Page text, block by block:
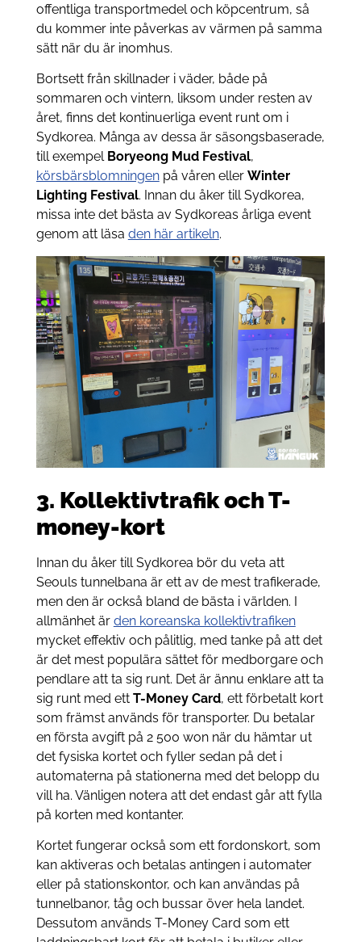
offentliga transportmedel och köpcentrum, så
du kommer inte påverkas av värmen på samma
sätt när du är inomhus.
Bortsett från skillnader i väder, både på
sommaren och vintern, liksom under resten av
året, finns det kontinuerliga event runt om i
Sydkorea. Många av dessa är säsongsbaserade,
till exempel Boryeong Mud Festival,
körsbärsblomningenpå våren eller Winter
Lighting Festival. Innan du åker till Sydkorea,
missa inte det bästa av Sydkoreas årliga event
genom att läsa den här artikeln.
3. Kollektivtrafik och T-
money-kort
Innan du åker till Sydkorea bör du veta att
Seouls tunnelbana är ett av de mest trafikerade,
men den är också bland de bästa i världen. I
allmänhet är den koreanska kollektivtrafiken
mycket effektiv och pålitlig, med tanke på att det
är det mest populära sättet för medborgare och
pendlare att ta sig runt. Det är ännu enklare att ta
sig runt med ett T-Money Card, ett förbetalt kort
som främst används för transporter. Du betalar
en första avgift på 2 500 won när du hämtar ut
det fysiska kortet och fyller sedan på det i
automaterna på stationerna med det belopp du
vill ha. Vänligen notera att det endast går att fylla
på korten med kontanter.
Kortet fungerar också som ett fordonskort, som
kan aktiveras och betalas antingen i automater
eller på stationskontor, och kan användas på
tunnelbanor, tåg och bussar över hela landet.
Dessutom används T-Money Card som ett